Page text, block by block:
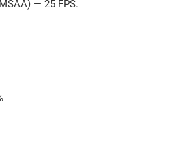
— 25 FPS.